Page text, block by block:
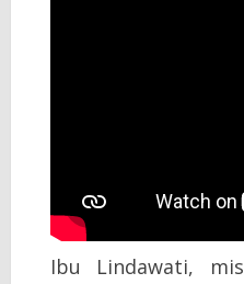
Ibu Lindawati,